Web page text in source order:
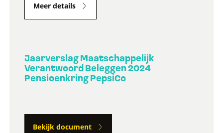
Meer details
Jaarverslag Maatschappelijk
Verantwoord Beleggen 2024
Pensioenkring PepsiCo
Bekijk document